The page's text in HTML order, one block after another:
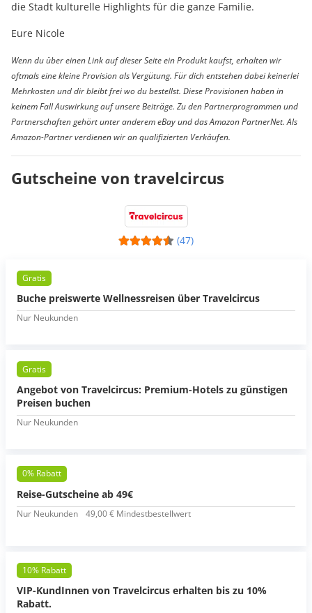
die Stadt kulturelle Highlights für die ganze Familie.
Eure Nicole
Wenn du über einen Link auf dieser Seite ein Produkt kaufst, erhalten wir
oftmals eine kleine Provision als Vergütung. Für dich entstehen dabei keinerlei
Mehrkosten und dir bleibt frei wo du bestellst. Diese Provisionen haben in
keinem Fall Auswirkung auf unsere Beiträge. Zu den Partnerprogrammen und
Partnerschaften gehört unter anderem eBay und das Amazon PartnerNet. Als
Amazon-Partner verdienen wir an qualifizierten Verkäufen.
Gutscheine von travelcircus
(47)
Gratis
Buche preiswerte Wellnessreisen über Travelcircus
Nur Neukunden
Gratis
Angebot von Travelcircus: Premium-Hotels zu günstigen
Preisen buchen
Nur Neukunden
0% Rabatt
Reise-Gutscheine ab 49€
Nur Neukunden 49,00 € Mindestbestellwert
10% Rabatt
VIP-KundInnen von Travelcircus erhalten bis zu 10%
Rabatt.